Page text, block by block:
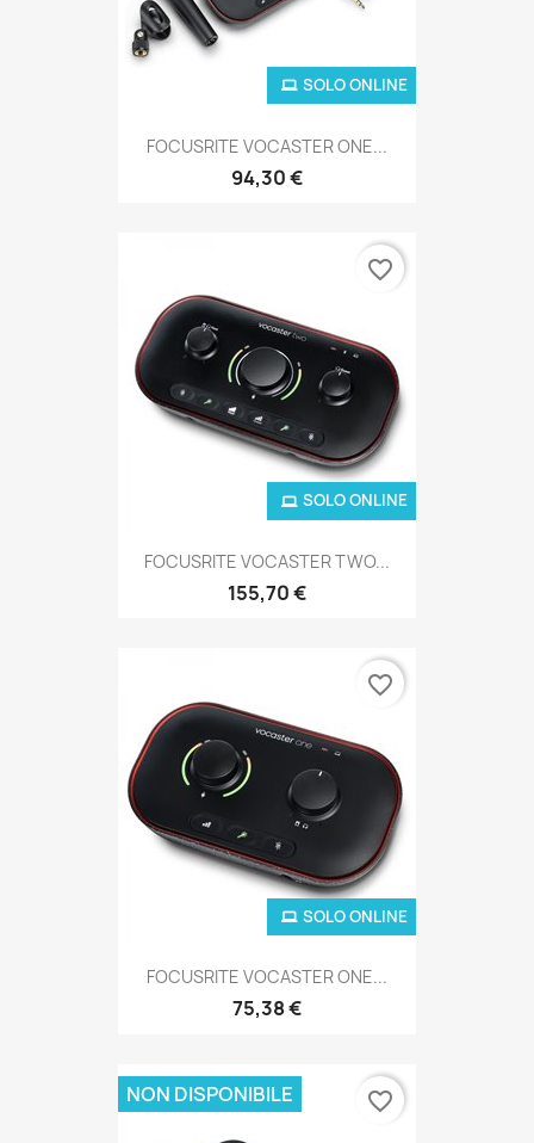
FOCUSRITE VOCASTER ONE...
94,30 €
SOLO ONLINE
FOCUSRITE VOCASTER TWO...
155,70 €
SOLO ONLINE
favorite_border
FOCUSRITE VOCASTER ONE...
75,38 €
SOLO ONLINE
favorite_border
NON DISPONIBILE favorite_border